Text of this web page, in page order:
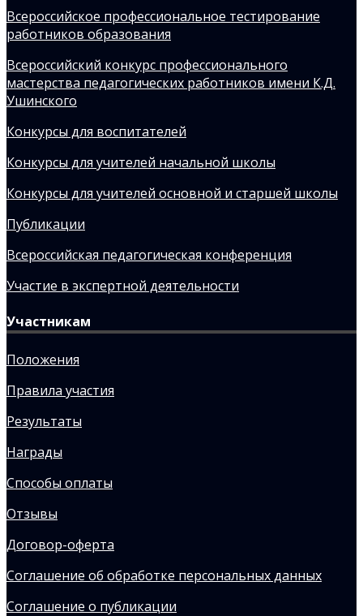
Всероссийское профессиональное тестирование
работников образования
Всероссийский конкурс профессионального
мастерства педагогических работников имени К.Д.
Ушинского
Конкурсы для воспитателей
Конкурсы для учителей начальной школы
Конкурсы для учителей основной и старшей школы
Публикации
Всероссийская педагогическая конференция
Участие в экспертной деятельности
Участникам
Положения
Правила участия
Результаты
Награды
Способы оплаты
Отзывы
Договор-оферта
Соглашение об обработке персональных данных
Соглашение о публикации